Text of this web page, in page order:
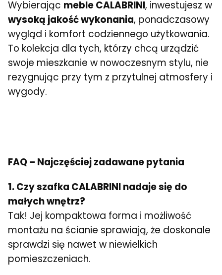
Wybierając meble CALABRINI, inwestujesz w
wysoką jakość wykonania, ponadczasowy
wygląd i komfort codziennego użytkowania.
To kolekcja dla tych, którzy chcą urządzić
swoje mieszkanie w nowoczesnym stylu, nie
rezygnując przy tym z przytulnej atmosfery i
wygody.
FAQ – Najczęściej zadawane pytania
1. Czy szafka CALABRINI nadaje się do
małych wnętrz?
Tak! Jej kompaktowa forma i możliwość
montażu na ścianie sprawiają, że doskonale
sprawdzi się nawet w niewielkich
pomieszczeniach.